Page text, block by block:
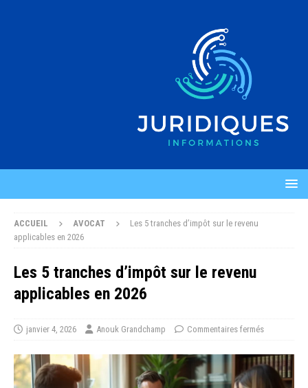
ACCUEIL AVOCAT
Les 5 tranches d’impôt sur le revenu
applicables en 2026
Les 5 tranches d’impôt sur le revenu
applicables en 2026
janvier 4, 2026 Anouk Grandchamp Commentaires fermés